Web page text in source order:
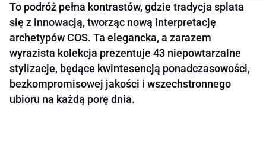
To podróż pełna kontrastów, gdzie tradycja splata
się z innowacją, tworząc nową interpretację
archetypów COS. Ta elegancka, a zarazem
wyrazista kolekcja prezentuje 43 niepowtarzalne
stylizacje, będące kwintesencją ponadczasowości,
bezkompromisowej jakości i wszechstronnego
ubioru na każdą porę dnia.